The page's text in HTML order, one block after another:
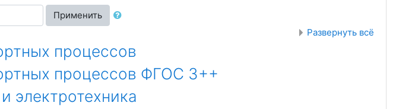
Применить
Развернуть всё
процессов
процессов ФГОС 3++
электротехника